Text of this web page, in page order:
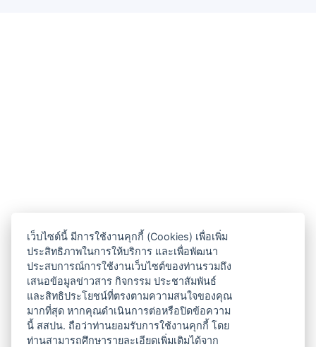
เว็บไซต์นี้ มีการใช้งานคุกกี้ (Cookies) เพื่อเพิ่ม
ประสิทธิภาพในการให้บริการ และเพื่อพัฒนา
ประสบการณ์การใช้งานเว็บไซต์ของท่านรวมถึง
เสนอข้อมูลข่าวสาร กิจกรรม ประชาสัมพันธ์
และสิทธิประโยชน์ที่ตรงตามความสนใจของคุณ
มากที่สุด หากคุณดำเนินการต่อหรือปิดข้อความ
นี้ สสปน. ถือว่าท่านยอมรับการใช้งานคุกกี้ โดย
ท่านสามารถศึกษารายละเอียดเพิ่มเติมได้จาก